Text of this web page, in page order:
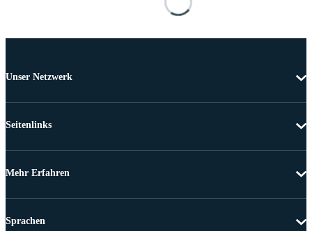
Unser Netzwerk
Seitenlinks
Mehr Erfahren
Sprachen